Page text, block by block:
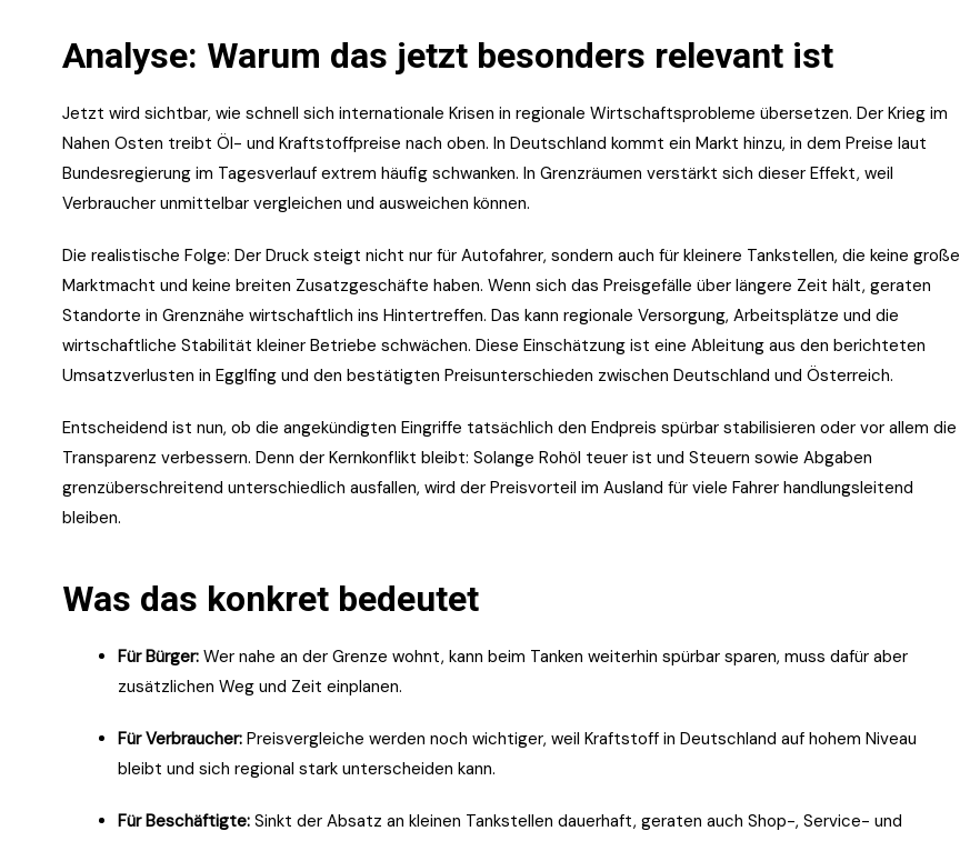
Analyse: Warum das jetzt besonders relevant ist
Jetzt wird sichtbar, wie schnell sich internationale Krisen in regionale Wirtschaftsprobleme übersetzen. Der Krieg im
Nahen Osten treibt Öl- und Kraftstoffpreise nach oben. In Deutschland kommt ein Markt hinzu, in dem Preise laut
Bundesregierung im Tagesverlauf extrem häufig schwanken. In Grenzräumen verstärkt sich dieser Effekt, weil
Verbraucher unmittelbar vergleichen und ausweichen können.
Die realistische Folge: Der Druck steigt nicht nur für Autofahrer, sondern auch für kleinere Tankstellen, die keine große
Marktmacht und keine breiten Zusatzgeschäfte haben. Wenn sich das Preisgefälle über längere Zeit hält, geraten
Standorte in Grenznähe wirtschaftlich ins Hintertreffen. Das kann regionale Versorgung, Arbeitsplätze und die
wirtschaftliche Stabilität kleiner Betriebe schwächen. Diese Einschätzung ist eine Ableitung aus den berichteten
Umsatzverlusten in Egglfing und den bestätigten Preisunterschieden zwischen Deutschland und Österreich.
Entscheidend ist nun, ob die angekündigten Eingriffe tatsächlich den Endpreis spürbar stabilisieren oder vor allem die
Transparenz verbessern. Denn der Kernkonflikt bleibt: Solange Rohöl teuer ist und Steuern sowie Abgaben
grenzüberschreitend unterschiedlich ausfallen, wird der Preisvorteil im Ausland für viele Fahrer handlungsleitend
bleiben.
Was das konkret bedeutet
Für Bürger: Wer nahe an der Grenze wohnt, kann beim Tanken weiterhin spürbar sparen, muss dafür aber
zusätzlichen Weg und Zeit einplanen.
Für Verbraucher: Preisvergleiche werden noch wichtiger, weil Kraftstoff in Deutschland auf hohem Niveau
bleibt und sich regional stark unterscheiden kann.
Für Beschäftigte: Sinkt der Absatz an kleinen Tankstellen dauerhaft, geraten auch Shop-, Service- und